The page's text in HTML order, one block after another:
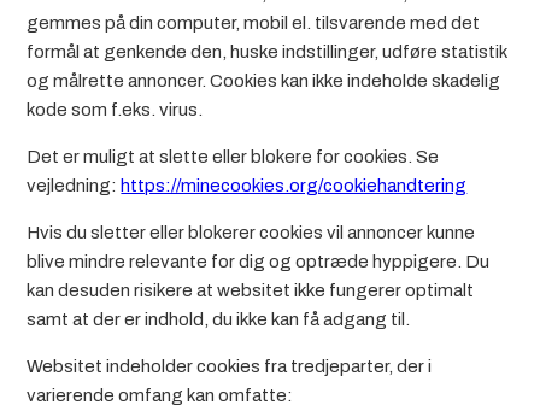
gemmes på din computer, mobil el. tilsvarende med det
formål at genkende den, huske indstillinger, udføre statistik
og målrette annoncer. Cookies kan ikke indeholde skadelig
kode som f.eks. virus.
Det er muligt at slette eller blokere for cookies. Se
vejledning: https://minecookies.org/cookiehandtering
Hvis du sletter eller blokerer cookies vil annoncer kunne
blive mindre relevante for dig og optræde hyppigere. Du
kan desuden risikere at websitet ikke fungerer optimalt
samt at der er indhold, du ikke kan få adgang til.
Websitet indeholder cookies fra tredjeparter, der i
varierende omfang kan omfatte: